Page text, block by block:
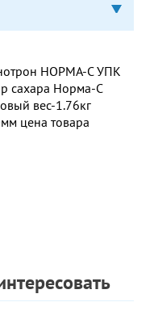
НОРМА-С УПК
сахара Норма-С
вес-1.76кг
цена товара